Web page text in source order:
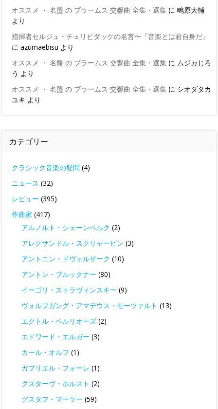
オススメ ・ 名盤 の ブラームス 交響曲 全集・選集 に 鴫原大輔
より
指揮者セルジュ・チェリビダッケの名言〜『音楽とは君自身だ』
に azumaebisu より
オススメ ・ 名盤 の ブラームス 交響曲 全集・選集 に ムジカじろ
う より
オススメ ・ 名盤 の ブラームス 交響曲 全集・選集 に シオダタカ
ユキ より
カテゴリー
クラシック音楽の疑問 (4)
ニュース (32)
レビュー (395)
作曲家 (417)
アルノルト・シェーンベルク (2)
アレクサンドル・スクリャービン (3)
アントニン・ドヴォルザーク (10)
アントン・ブルックナー (80)
イーゴリ・ストラヴィンスキー (9)
ヴォルフガング・アマデウス・モーツァルト (13)
エクトル・ベルリオーズ (2)
エドワード・エルガー (3)
カール・オルフ (1)
ガブリエル・フォーレ (1)
グスターヴ・ホルスト (2)
グスタフ・マーラー (59)